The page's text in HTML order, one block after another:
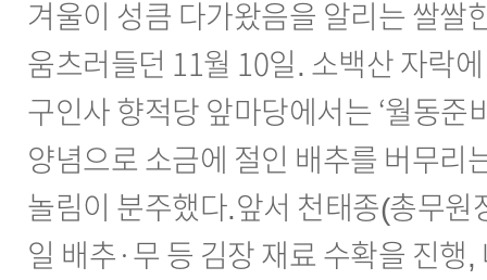
겨울이 성큼 다가왔음을 알리는 쌀쌀
움츠러들던 11월 10일. 소백산 자락
구인사 향적당 앞마당에서는 ‘월동준
양념으로 소금에 절인 배추를 버무리
놀림이 분주했다.앞서 천태종(총무원
일 배추·무 등 김장 재료 수확을 진행,